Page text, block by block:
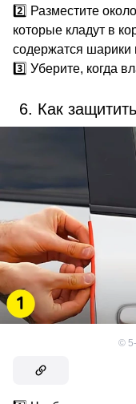
2️⃣ Разместите
которые кладут в
содержатся шарики
3️⃣ Уберите, когда
6. Как
©